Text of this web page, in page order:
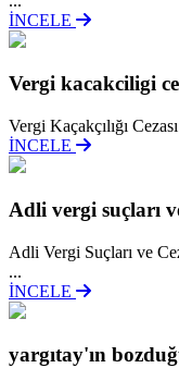
İNCELE
Vergi kacakciligi
Vergi Kaçakçılığı
İNCELE
Adli vergi suçları
Adli Vergi Suçları ve
...
İNCELE
yargıtay'ın